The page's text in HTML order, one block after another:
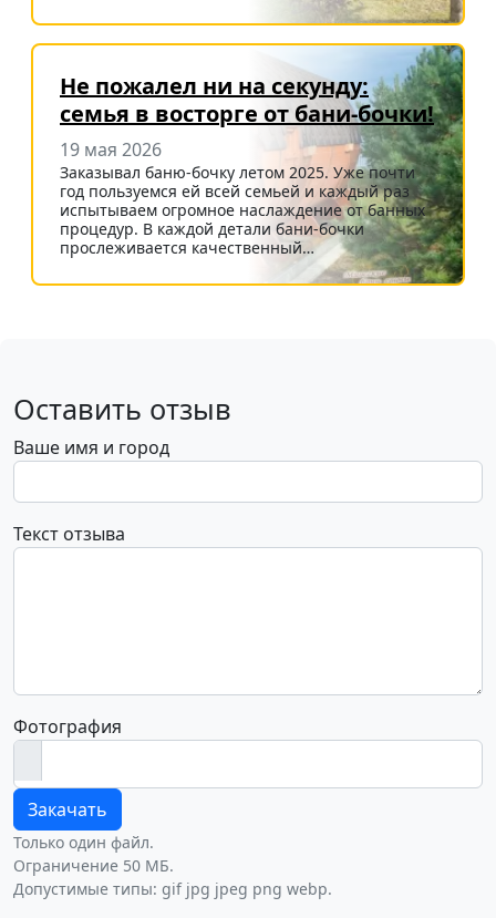
Не пожалел ни на секунду:
семья в восторге от бани-бочки!
19 мая 2026
Заказывал баню-бочку летом 2025. Уже почти
год пользуемся ей всей семьей и каждый раз
испытываем огромное наслаждение от банных
процедур. В каждой детали бани-бочки
прослеживается качественный…
Оставить отзыв
Ваше имя и город
Текст отзыва
Фотография
Закачать
Только один файл.
Ограничение 50 МБ.
Допустимые типы: gif jpg jpeg png webp.